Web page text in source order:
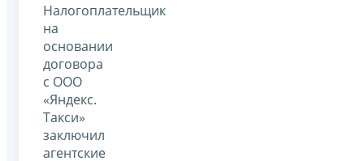
Налогоплательщик
на
основании
договора
с ООО
«Яндекс.
Такси»
заключил
агентские